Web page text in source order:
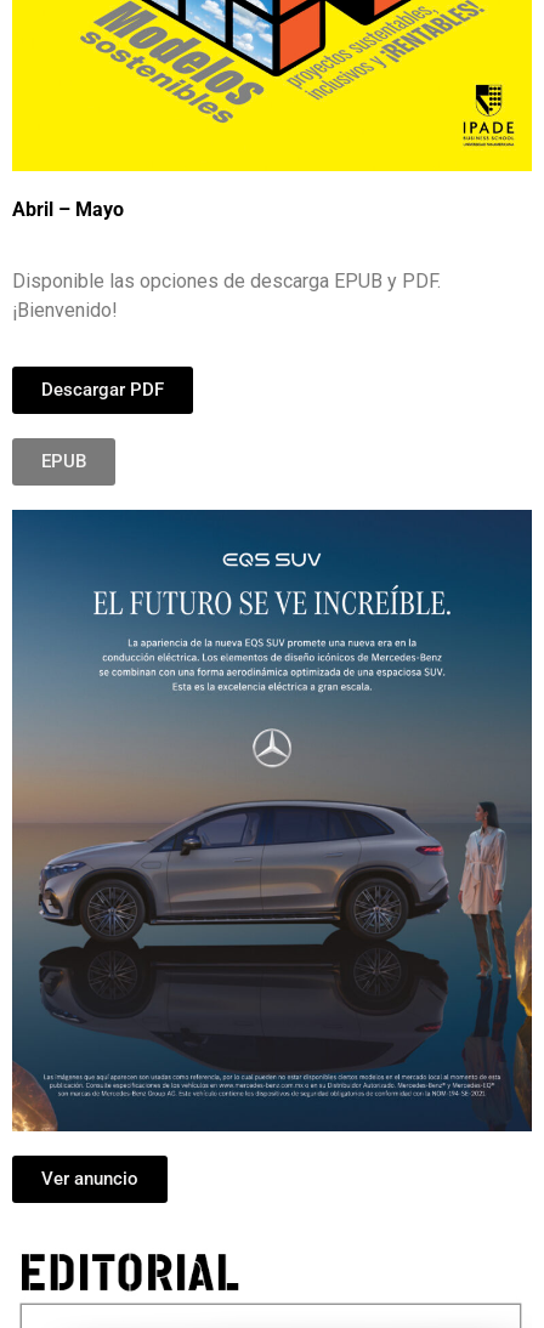
Abril – Mayo
Disponible las opciones de descarga EPUB y PDF.
¡Bienvenido!
Descargar PDF
EPUB
Ver anuncio